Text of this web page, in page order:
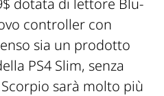
controller con
sia un prodotto
PS4 Slim, senza
sarà molto più